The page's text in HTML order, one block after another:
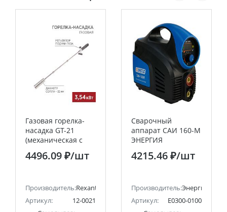
Газовая горелка-
насадка GT-21
(механическая с
регулятором)
удлиненного типа
4496.09 ₽/шт
Производитель:Rexant
Артикул:
12-0021
Сварочный
аппарат САИ 160-М
ЭНЕРГИЯ
4215.46 ₽/шт
Производитель:Энергия
Артикул:
Е0300-0100